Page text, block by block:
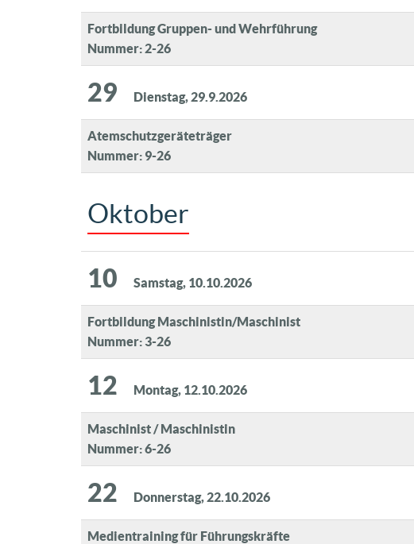
Fortbildung Gruppen- und Wehrführung
Nummer: 2-26
29 Dienstag, 29.9.2026
Atemschutzgeräteträger
Nummer: 9-26
Oktober
10 Samstag, 10.10.2026
Fortbildung Maschinistin/Maschinist
Nummer: 3-26
12 Montag, 12.10.2026
Maschinist / Maschinistin
Nummer: 6-26
22 Donnerstag, 22.10.2026
Medientraining für Führungskräfte